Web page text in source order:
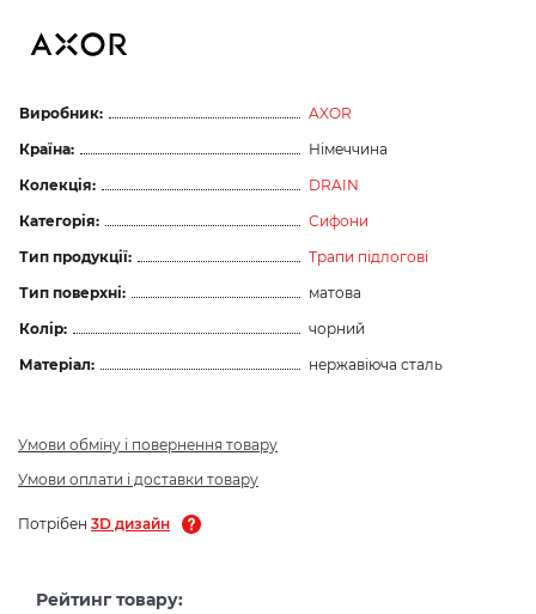
Виробник:
AXOR
Країна:
Німеччина
Колекція:
DRAIN
Категорія:
Сифони
Тип продукції:
Трапи підлогові
Тип поверхні:
матова
Колір:
чорний
Матеріал:
нержавіюча сталь
Умови обміну і повернення товару
Умови оплати і доставки товару
Потрібен 3D дизайн
Рейтинг товару: